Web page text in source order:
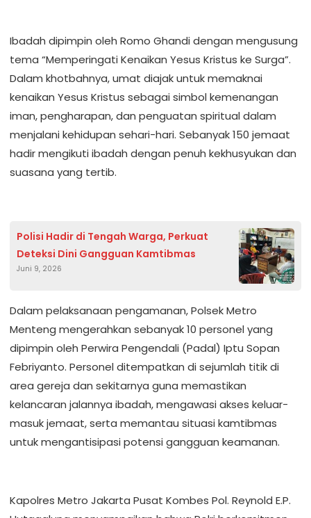
Ibadah dipimpin oleh Romo Ghandi dengan mengusung
tema “Memperingati Kenaikan Yesus Kristus ke Surga”.
Dalam khotbahnya, umat diajak untuk memaknai
kenaikan Yesus Kristus sebagai simbol kemenangan
iman, pengharapan, dan penguatan spiritual dalam
menjalani kehidupan sehari-hari. Sebanyak 150 jemaat
hadir mengikuti ibadah dengan penuh kekhusyukan dan
suasana yang tertib.
Polisi Hadir di Tengah Warga, Perkuat
Deteksi Dini Gangguan Kamtibmas
Juni 9, 2026
Dalam pelaksanaan pengamanan, Polsek Metro
Menteng mengerahkan sebanyak 10 personel yang
dipimpin oleh Perwira Pengendali (Padal) Iptu Sopan
Febriyanto. Personel ditempatkan di sejumlah titik di
area gereja dan sekitarnya guna memastikan
kelancaran jalannya ibadah, mengawasi akses keluar-
masuk jemaat, serta memantau situasi kamtibmas
untuk mengantisipasi potensi gangguan keamanan.
Kapolres Metro Jakarta Pusat Kombes Pol. Reynold E.P.